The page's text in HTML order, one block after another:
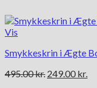
Vis
Smykkeskrin i Ægte
495.00kr. Den
249.00 kr.